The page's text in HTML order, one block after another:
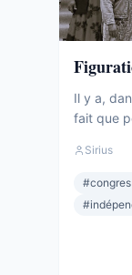
Il y a,
fait que
obtient
neuf.
Sirius
#
#